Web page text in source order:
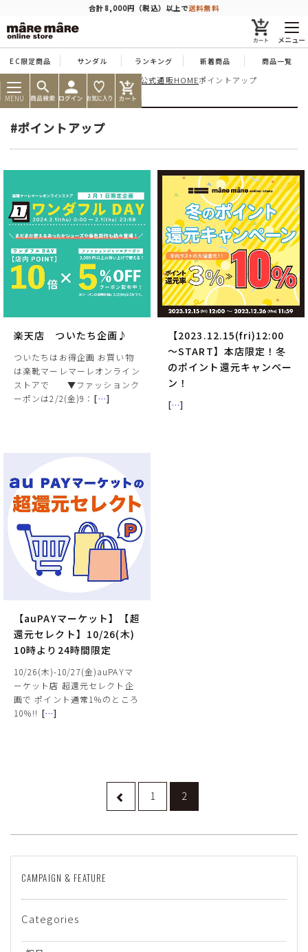
合計8,000円（税込）以上で送料無料
メニュー
EC限定商品 サンダル ランキング 新着商品 商品一覧
MENU
痛くならない靴ならマーレマーレ公式通販HOMEポイントアップ
#ポイントアップ
楽天店 ついたち企画♪
ついたちはお得企画 お買い物
は楽靴マーレマーレオンライン
ストアで ▼ファッションク
ーポンは2/2(金)9： […]
【2023.12.15(fri)12:00
～START】本店限定！冬
のポイント還元キャンペー
ン！
[…]
【auPAYマーケット】【超
還元セレクト】10/26(木)
10時より24時間限定
10/26(木)-10/27(金)auPAYマ
ーケット店 超還元セレクト企
画で ポイント通常1％のところ
10％!! […]
1 2
CAMPAIGN & FEATURE
Categories
商品を探す
人気ワード #コンフォート #パンプス #スニーカー #ブーツ
タイプ
カテゴリー
特徴
ブランド
サイズ
絞り込んで検索する